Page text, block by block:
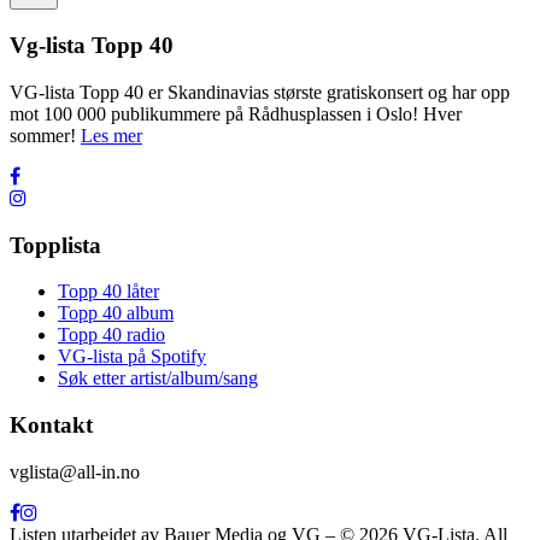
Vg-lista Topp 40
VG-lista Topp 40 er Skandinavias største gratiskonsert og har opp
mot 100 000 publikummere på Rådhusplassen i Oslo! Hver
sommer! Les mer
Topplista
Topp 40 låter
Topp 40 album
Topp 40 radio
VG-lista på Spotify
Søk etter artist/album/sang
Kontakt
vglista@all-in.no
Listen utarbeidet av Bauer Media og VG – © 2026 VG-Lista. All